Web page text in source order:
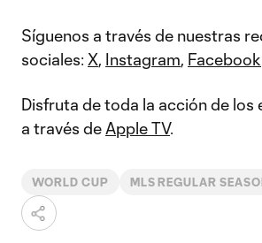
Síguenos a través de nuestras
sociales: X, Instagram, Facebook
Disfruta de toda la acción de los
a través de Apple TV.
WORLD CUP MLS REGULAR